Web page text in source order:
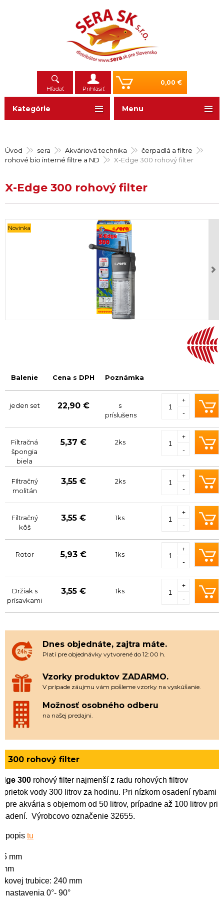
Hľadať Prihlásiť
0,00 €
Úvod sera Akváriová technika
čerpadlá a filtre
rohové bio interné filtre a ND
X-Edge 300 rohový filter
X-Edge 300 rohový filter
Novinka
Balenie Cena s DPH Poznámka
jeden set 22,90 €
s
príslušenstvom
-
+
Filtračná
špongia
biela
5,37 €
2ks
-
+
FIltračný
molitán
3,55 €
2ks
-
+
Filtračný
kôš
3,55 €
1ks
-
+
Rotor 5,93 €
1ks
-
+
Držiak s
prísavkami
3,55 €
1ks
-
+
Dnes objednáte, zajtra máte.
Platí pre objednávky vytvorené do 12:00 h.
Vzorky produktov ZADARMO.
V prípade záujmu vám pošleme vzorky na vyskúšanie.
Možnosť osobného odberu
na našej predajni.
300 rohový filter
300 rohový filter najmenší z radu rohových filtrov
prietok vody 300 litrov za hodinu. Pri nízkom osadení rybami
pre akvária s objemom od 50 litrov, prípadne až 100 litrov pri
Výrobcovo označenie 32655.
popis tu
mm
trubice: 240 mm
nastavenia 0°- 90°
Kategórie Menu